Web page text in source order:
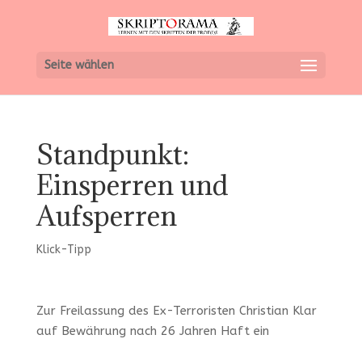
Seite wählen
Standpunkt:
Einsperren und
Aufsperren
Klick-Tipp
Zur Freilassung des Ex-Terroristen Christian Klar
auf Bewährung nach 26 Jahren Haft ein